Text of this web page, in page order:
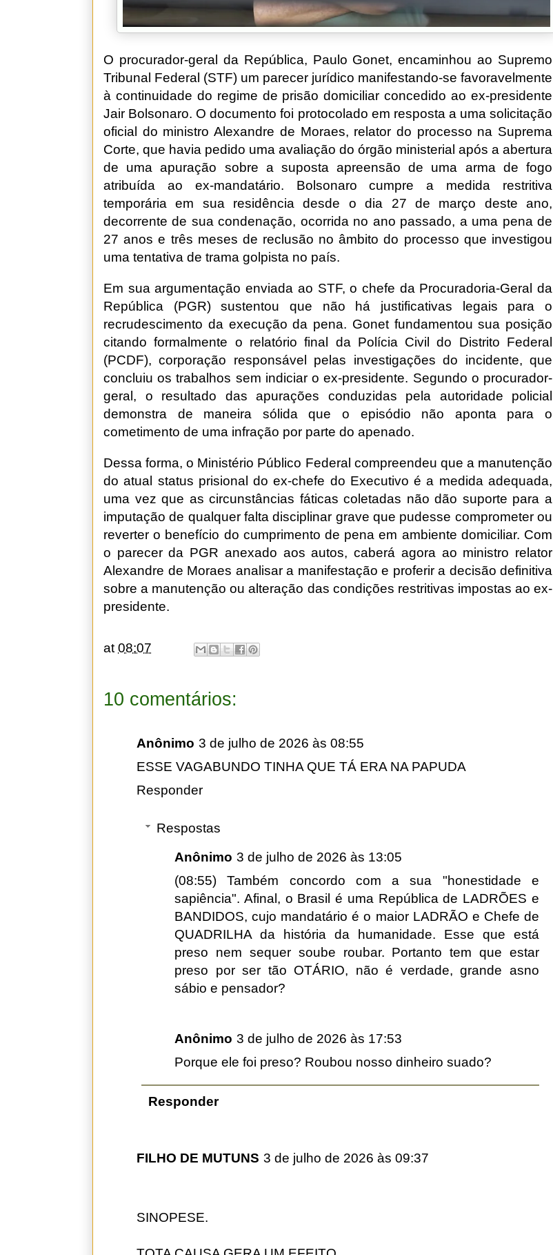
O procurador-geral da República, Paulo Gonet, encaminhou ao Supremo
Tribunal Federal (STF) um parecer jurídico manifestando-se favoravelmente
à continuidade do regime de prisão domiciliar concedido ao ex-presidente
Jair Bolsonaro. O documento foi protocolado em resposta a uma solicitação
oficial do ministro Alexandre de Moraes, relator do processo na Suprema
Corte, que havia pedido uma avaliação do órgão ministerial após a abertura
de uma apuração sobre a suposta apreensão de uma arma de fogo
atribuída ao ex-mandatário. Bolsonaro cumpre a medida restritiva
temporária em sua residência desde o dia 27 de março deste ano,
decorrente de sua condenação, ocorrida no ano passado, a uma pena de
27 anos e três meses de reclusão no âmbito do processo que investigou
uma tentativa de trama golpista no país.
Em sua argumentação enviada ao STF, o chefe da Procuradoria-Geral da
República (PGR) sustentou que não há justificativas legais para o
recrudescimento da execução da pena. Gonet fundamentou sua posição
citando formalmente o relatório final da Polícia Civil do Distrito Federal
(PCDF), corporação responsável pelas investigações do incidente, que
concluiu os trabalhos sem indiciar o ex-presidente. Segundo o procurador-
geral, o resultado das apurações conduzidas pela autoridade policial
demonstra de maneira sólida que o episódio não aponta para o
cometimento de uma infração por parte do apenado.
Dessa forma, o Ministério Público Federal compreendeu que a manutenção
do atual status prisional do ex-chefe do Executivo é a medida adequada,
uma vez que as circunstâncias fáticas coletadas não dão suporte para a
imputação de qualquer falta disciplinar grave que pudesse comprometer ou
reverter o benefício do cumprimento de pena em ambiente domiciliar. Com
o parecer da PGR anexado aos autos, caberá agora ao ministro relator
Alexandre de Moraes analisar a manifestação e proferir a decisão definitiva
sobre a manutenção ou alteração das condições restritivas impostas ao ex-
presidente.
at08:07
10 comentários:
Anônimo 3 de julho de 2026 às 08:55
ESSE VAGABUNDO TINHA QUE TÁ ERA NA PAPUDA
Responder
Respostas
Anônimo 3 de julho de 2026 às 13:05
(08:55) Também concordo com a sua "honestidade e
sapiência". Afinal, o Brasil é uma República de LADRÕES e
BANDIDOS, cujo mandatário é o maior LADRÃO e Chefe de
QUADRILHA da história da humanidade. Esse que está
preso nem sequer soube roubar. Portanto tem que estar
preso por ser tão OTÁRIO, não é verdade, grande asno
sábio e pensador?
Anônimo 3 de julho de 2026 às 17:53
Porque ele foi preso? Roubou nosso dinheiro suado?
Responder
FILHO DE MUTUNS 3 de julho de 2026 às 09:37
SINOPESE.